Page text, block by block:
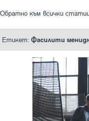
Обратно към всички
Етикет: Фасилити